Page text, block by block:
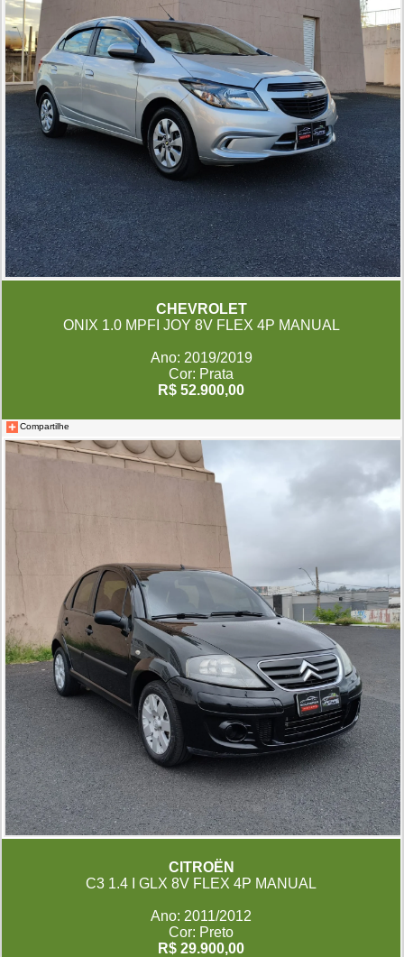
CHEVROLET
ONIX 1.0 MPFI JOY 8V FLEX 4P MANUAL
Ano: 2019/2019
Cor: Prata
R$ 52.900,00
Compartilhe
CITROËN
C3 1.4 I GLX 8V FLEX 4P MANUAL
Ano: 2011/2012
Cor: Preto
R$ 29.900,00